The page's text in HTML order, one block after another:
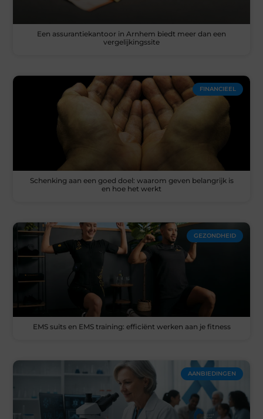
Een assurantiekantoor in Arnhem biedt meer dan een
vergelijkingssite
FINANCIEEL
Schenking aan een goed doel: waarom geven belangrijk is
en hoe het werkt
GEZONDHEID
EMS suits en EMS training: efficiënt werken aan je fitness
AANBIEDINGEN